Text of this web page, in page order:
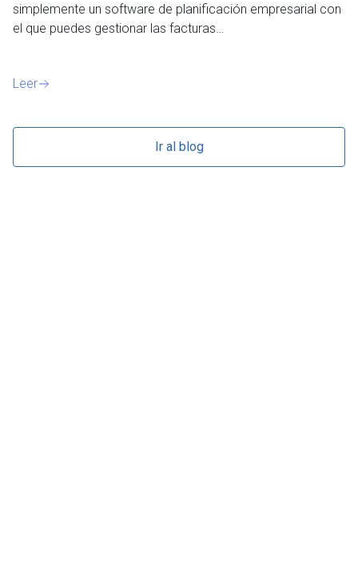
simplemente un software de planificación empresarial con
el que puedes gestionar las facturas…
Leer
Ir al blog